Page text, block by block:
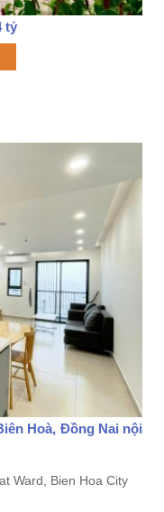
tỷ
Hoà, Đồng Nai nội
Ward, Bien Hoa City